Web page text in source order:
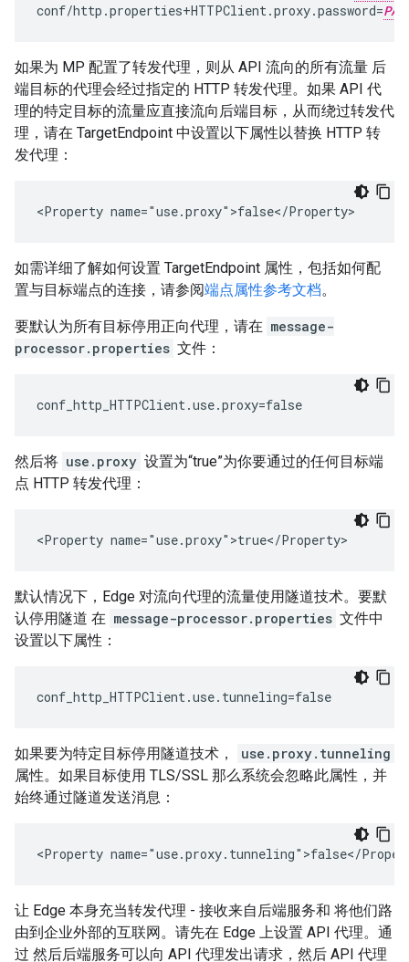
conf/http .properties+HTTPClient.proxy.password=
如果为 MP 配置了转发代理，则从 API 流向的所有流量 后
端目标的代理会经过指定的 HTTP 转发代理。如果 API 代
理的特定目标的流量应直接流向后端目标，从而绕过转发代
理，请在 TargetEndpoint 中设置以下属性以替换 HTTP 转
发代理：
<Property name="use.proxy">false</Property>
如需详细了解如何设置 TargetEndpoint 属性，包括如何配
置与目标端点的连接，请参阅端点属性参考文档。
要默认为所有目标停用正向代理，请在 message-
processor.properties 文件：
conf_http_HTTPClient.use.proxy=false
然后将 use.proxy 设置为“true”为你要通过的任何目标端
点 HTTP 转发代理：
<Property name="use.proxy">true</Property>
默认情况下，Edge 对流向代理的流量使用隧道技术。要默
认停用隧道 在 message-processor.properties 文件中
设置以下属性：
conf_http_HTTPClient.use.tunneling=false
如果要为特定目标停用隧道技术，
use.proxy.tunneling
属性。如果目标使用 TLS/SSL 那么系统会忽略此属性，并
始终通过隧道发送消息：
<Property name="use.proxy.tunneling">false</
让 Edge 本身充当转发代理 - 接收来自后端服务和 将他们路
由到企业外部的互联网。请先在 Edge 上设置 API 代理。通
过 然后后端服务可以向 API 代理发出请求，然后 API 代理